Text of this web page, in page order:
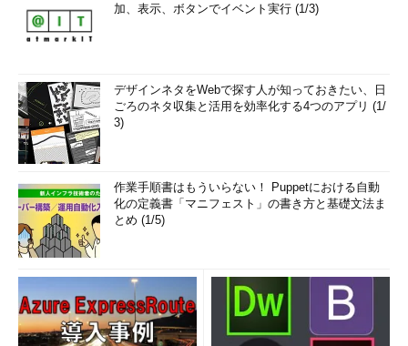
加、表示、ボタンでイベント実行 (1/3)
デザインネタをWebで探す人が知っておきたい、日
ごろのネタ収集と活用を効率化する4つのアプリ (1/
3)
作業手順書はもういらない！ Puppetにおける自動
化の定義書「マニフェスト」の書き方と基礎文法ま
とめ (1/5)